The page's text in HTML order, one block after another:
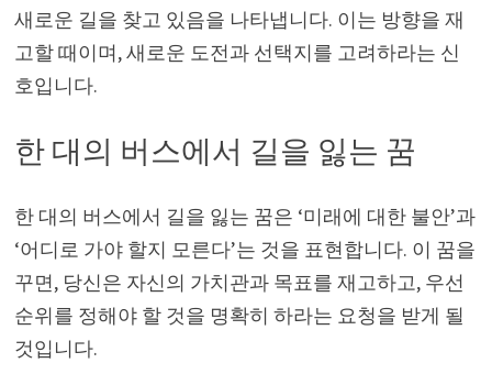
새로운 길을 찾고 있음을 나타냅니다. 이는 방향을 재
고할 때이며, 새로운 도전과 선택지를 고려하라는 신
호입니다.
한 대의 버스에서 길을 잃는 꿈
한 대의 버스에서 길을 잃는 꿈은 ‘미래에 대한 불안’과
‘어디로 가야 할지 모른다’는 것을 표현합니다. 이 꿈을
꾸면, 당신은 자신의 가치관과 목표를 재고하고, 우선
순위를 정해야 할 것을 명확히 하라는 요청을 받게 될
것입니다.